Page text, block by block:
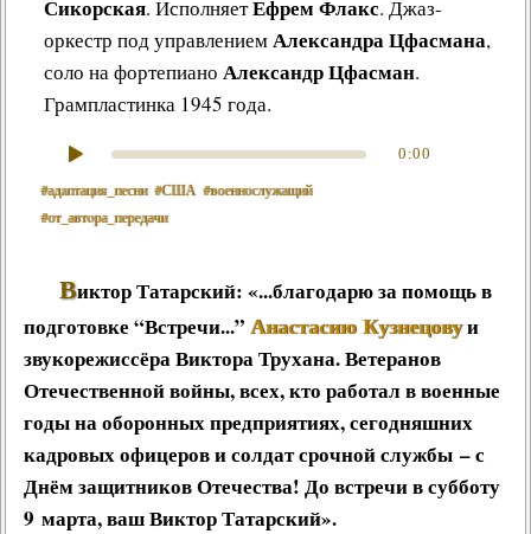
Сикорская. ИсполняетЕфрем Флакс. Джаз-
оркестр под управлениемАлександра Цфасмана,
соло на фортепиано Александр Цфасман.
Грампластинка 1945 года.
0:00
#адaптация_песни #США #военнослужащий
#от_автoра_передачи
Виктор Татарский: «...благодарю за помощь в
подготовке “Встречи...” Анастасию Кузнецовуи
звукорежиссёра Виктора Трухана. Ветеранов
Отечественной войны, всех, кто работал в военные
годы на оборонных предприятиях, сегодняшних
кадровых офицеров и солдат срочной службы – с
Днём защитников Отечества! До встречи в субботу
9 марта, ваш Виктор Татарский».